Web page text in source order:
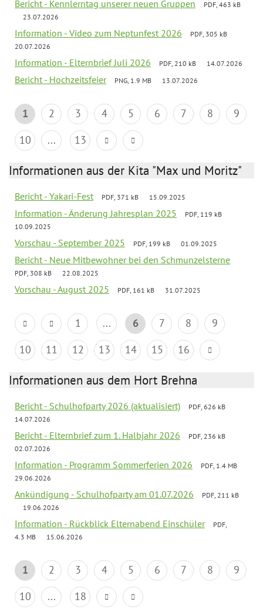
Bericht - Kennlerntag unserer neuen Gruppen
PDF, 463 kB
23.07.2026
Information - Video zum Neptunfest 2026
PDF, 305 kB
20.07.2026
Information - Elternbrief Juli 2026 PDF, 210 kB 14.07.2026
Bericht - Hochzeitsfeier PNG, 1.9 MB 13.07.2026
1 2 3 4 5 6 7 8
9
10
... 13
Informationen aus der Kita "Max und Moritz"
Bericht - Yakari-Fest PDF, 371 kB 15.09.2025
Information - Änderung Jahresplan 2025
PDF, 119 kB
10.09.2025
Vorschau - September 2025 PDF, 199 kB 01.09.2025
Bericht - Neue Mitbewohner bei den Schmunzelsterne
PDF, 308 kB 22.08.2025
Vorschau - August 2025 PDF, 161 kB 31.07.2025
1 ... 6 7 8
9
10
11 12 13 14 15 16
Informationen aus dem Hort Brehna
Bericht - Schulhofparty 2026 (aktualisiert)
PDF, 626 kB
14.07.2026
Bericht - Elternbrief zum 1. Halbjahr 2026
PDF, 236 kB
02.07.2026
Information - Programm Sommerferien 2026
PDF, 1.4 MB
29.06.2026
Ankündigung - Schulhofparty am 01.07.2026
PDF, 211 kB
19.06.2026
Information - Rückblick Elternabend Einschüler
PDF,
4.3 MB
15.06.2026
1 2 3 4 5 6 7 8
9
10
... 18